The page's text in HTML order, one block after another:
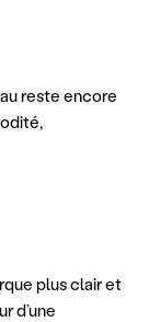
reste encore
plus clair et
d’une